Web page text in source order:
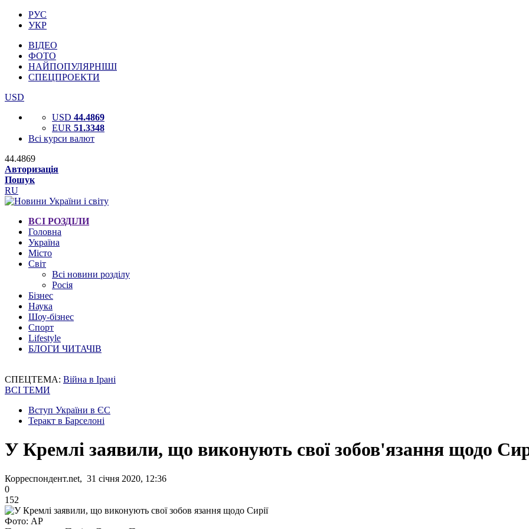
РУС
УКР
ВІДЕО
ФОТО
НАЙПОПУЛЯРНІШІ
СПЕЦПРОЕКТИ
USD
USD 44.4869
EUR 51.3348
Всі курси валют
44.4869
Авторизація
Пошук
RU
ВСІ РОЗДІЛИ
Головна
Україна
Місто
Світ
Всі новини розділу
Росія
Бізнес
Наука
Шоу-бізнес
Спорт
Lifestyle
БЛОГИ ЧИТАЧІВ
СПЕЦТЕМА: Війна в Ірані
ВСІ ТЕМИ
Вступ України в ЄС
Теракт в Барселоні
У Кремлі заявили, що виконують свої зобов'язання щодо
Корреспондент.net, 31 січня 2020, 12:36
0
152
Фото: AP